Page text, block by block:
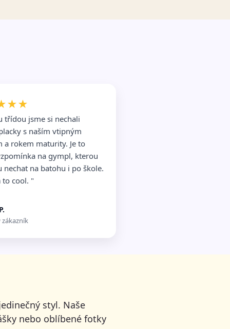
třídou jsme si nechali
s naším vtipným
a rokem maturity. Je to
na gympl, kterou
nechat na batohu i po škole.
to cool. "
styl. Naše
nebo oblíbené fotky